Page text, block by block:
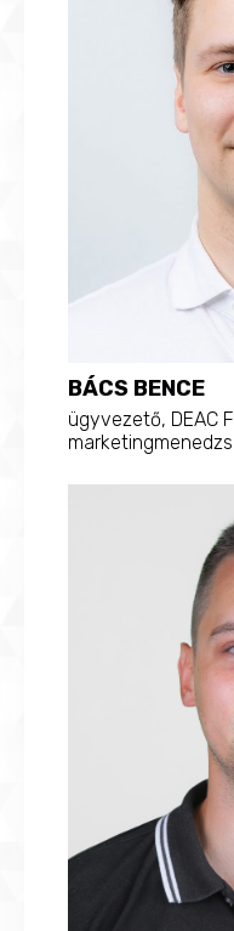
BÁCS BENCE
ügyvezető, DEAC